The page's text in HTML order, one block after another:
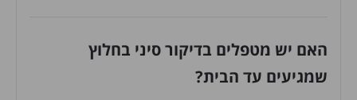
האם יש מטפלים בדיקור סיני בחלוץ
שמגיעים עד הבית?